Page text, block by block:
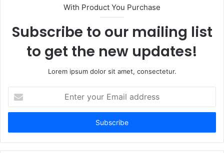
With Product You Purchase
Subscribe to our mailing list
to get the new updates!
Lorem ipsum dolor sit amet, consectetur.
your
Email